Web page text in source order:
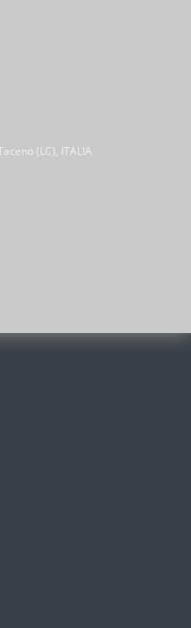
(LC), ITALIA